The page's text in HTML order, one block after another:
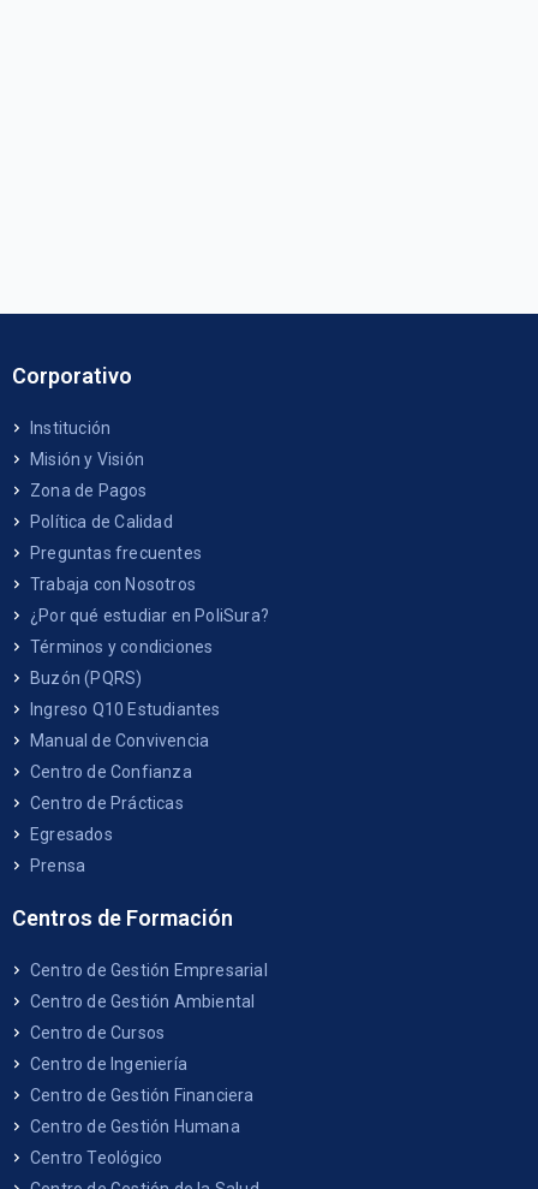
Corporativo
Institución
Misión y Visión
Zona de Pagos
Política de Calidad
Preguntas frecuentes
Trabaja con Nosotros
¿Por qué estudiar en PoliSura?
Términos y condiciones
Buzón (PQRS)
Ingreso Q10 Estudiantes
Manual de Convivencia
Centro de Confianza
Centro de Prácticas
Egresados
Prensa
Centros de Formación
Centro de Gestión Empresarial
Centro de Gestión Ambiental
Centro de Cursos
Centro de Ingeniería
Centro de Gestión Financiera
Centro de Gestión Humana
Centro Teológico